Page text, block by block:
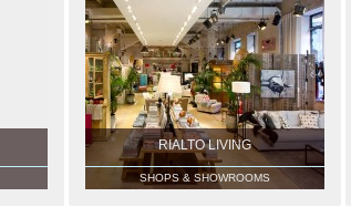
RIALTO LIVING
SHOPS & SHOWROOMS